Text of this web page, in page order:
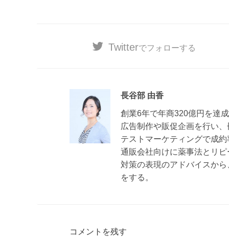
Twitterでフォローする
長谷部 由香
創業6年で年商320億円を達
広告制作や販促企画を行い
テストマーケティングで成
通販会社向けに薬事法とリ
対策の表現のアドバイスか
をする。
コメントを残す